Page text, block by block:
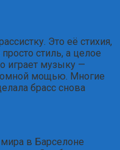
Это её стихия,
стиль, а целое
играет музыку —
мощью. Многие
брасс снова
в Барселоне